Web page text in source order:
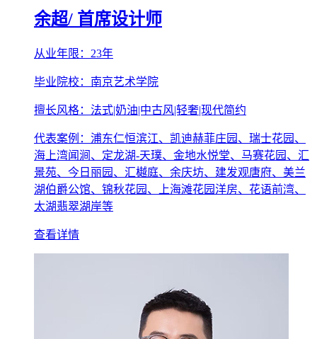
余超/ 首席设计师
从业年限：23年
毕业院校：南京艺术学院
擅长风格：法式|奶油|中古风|轻奢|现代简约
代表案例：浦东仁恒滨江、凯迪赫菲庄园、瑞士花园、
海上湾闻涧、定龙湖-天璞、金地水悦堂、马赛花园、汇
景苑、今日丽园、汇樾庭、余庆坊、建发观唐府、美兰
湖伯爵公馆、锦秋花园、上海滩花园洋房、花语前湾、
太湖翡翠湖岸等
查看详情